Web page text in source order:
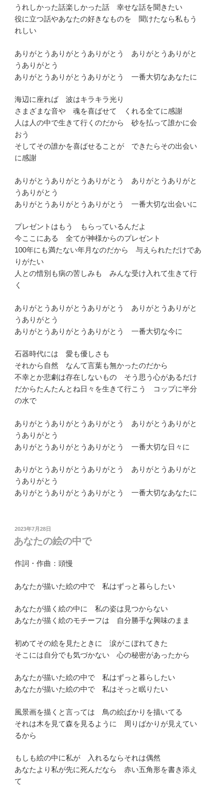
うれしかった話楽しかった話 幸せな話を聞きたい
役に立つ話やあなたの好きなものを 聞けたなら私もう
れしい
ありがとうありがとうありがとう ありがとうありがと
うありがとう
ありがとうありがとうありがとう 一番大切なあなたに
海辺に座れば 波はキラキラ光り
さまざまな音や 魂を喜ばせて くれる全てに感謝
人は人の中で生きて行くのだから 砂を払って誰かに会
おう
そしてその誰かを喜ばせることが できたらその出会い
に感謝
ありがとうありがとうありがとう ありがとうありがと
うありがとう
ありがとうありがとうありがとう 一番大切な出会いに
プレゼントはもう もらっているんだよ
今ここにある 全てが神様からのプレゼント
100年にも満たない年月なのだから 与えられただけであ
りがたい
人との惜別も病の苦しみも みんな受け入れて生きて行
く
ありがとうありがとうありがとう ありがとうありがと
うありがとう
ありがとうありがとうありがとう 一番大切な今に
石器時代には 愛も優しさも
それから自然 なんて言葉も無かったのだから
不幸とか悲劇は存在しないもの そう思う心があるだけ
だからたんたんとね日々を生きて行こう コップに半分
の水で
ありがとうありがとうありがとう ありがとうありがと
うありがとう
ありがとうありがとうありがとう 一番大切な日々に
ありがとうありがとうありがとう ありがとうありがと
うありがとう
ありがとうありがとうありがとう 一番大切なあなたに
投
稿
日:
2023年7月28日
あなたの絵の中で
作詞・作曲：頭慢
あなたが描いた絵の中で 私はずっと暮らしたい
あなたが描く絵の中に 私の姿は見つからない
あなたが描く絵のモチーフは 自分勝手な興味のまま
初めてその絵を見たときに 涙がこぼれてきた
そこには自分でも気づかない 心の秘密があったから
あなたが描いた絵の中で 私はずっと暮らしたい
あなたが描いた絵の中で 私はそっと眠りたい
風景画を描くと言っては 鳥の絵ばかりを描いてる
それは木を見て森を見るように 周りばかりが見えてい
るから
もしも絵の中に私が 入れるならそれは偶然
あなたより私が先に死んだなら 赤い五角形を書き添え
て